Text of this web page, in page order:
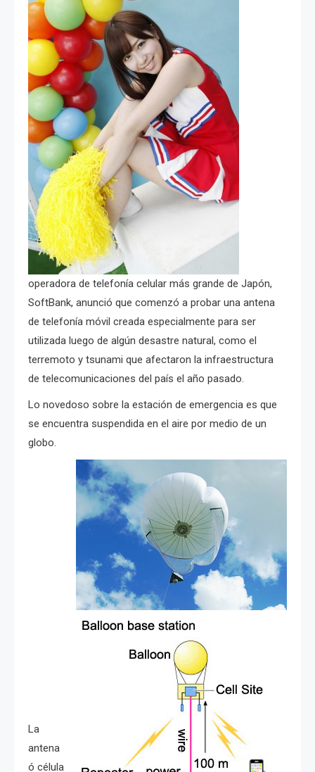
operadora de telefonía celular más grande de Japón,
SoftBank, anunció que comenzó a probar una antena
de telefonía móvil creada especialmente para ser
utilizada luego de algún desastre natural, como el
terremoto y tsunami que afectaron la infraestructura
de telecomunicaciones del país el año pasado.
Lo novedoso sobre la estación de emergencia es que
se encuentra suspendida en el aire por medio de un
globo.
La
antena
ó célula